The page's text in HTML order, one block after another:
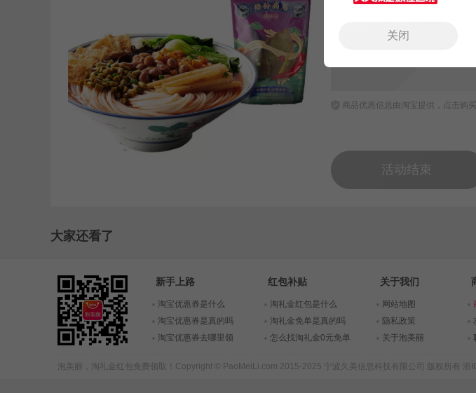
商品优惠信息由淘宝提供，点击购
活动结束
大家还看了
关闭
新手上路
淘宝优惠券是什么
淘宝优惠券是真的吗
淘宝优惠券去哪里领
红包补贴
淘礼金红包是什么
淘礼金免单是真的吗
怎么找淘礼金0元免单
关于我们
网站地图
隐私政策
关于泡美丽
泡美丽， 淘礼金红包 免费领取！Copyright © PaoMeiLi.com 2015-2025 宁波久美信息科技有限公司 版权所有 浙